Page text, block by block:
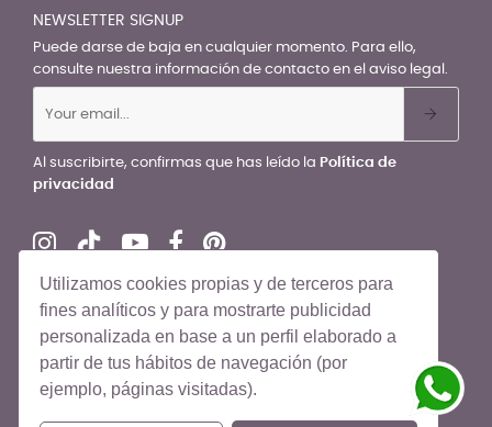
Utilizamos cookies propias y de terceros para
fines analíticos y para mostrarte publicidad
personalizada en base a un perfil elaborado a
partir de tus hábitos de navegación (por
ejemplo, páginas visitadas).
NEWSLETTER SIGNUP
Puede darse de baja en cualquier momento. Para ello,
consulte nuestra información de contacto en el aviso legal.
Al suscribirte, confirmas que has leído la Política de
privacidad
© El Recién Nacido 2026. Todos los derechos reservados